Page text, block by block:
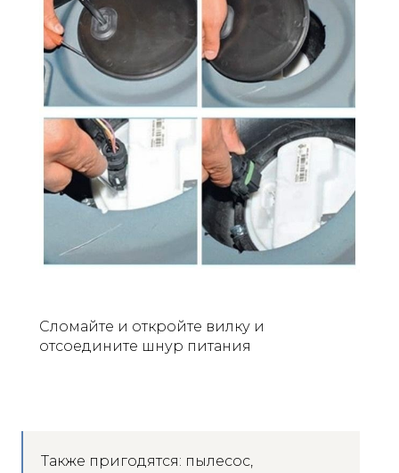
Сломайте и откройте вилку и
отсоедините шнур питания
Также пригодятся: пылесос,